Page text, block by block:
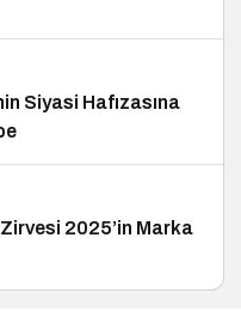
Siyasi Hafızasına
2025’in Marka